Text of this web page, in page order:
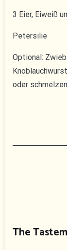
3 Eier, Eiweiß
Petersilie
Optional:
oder
The